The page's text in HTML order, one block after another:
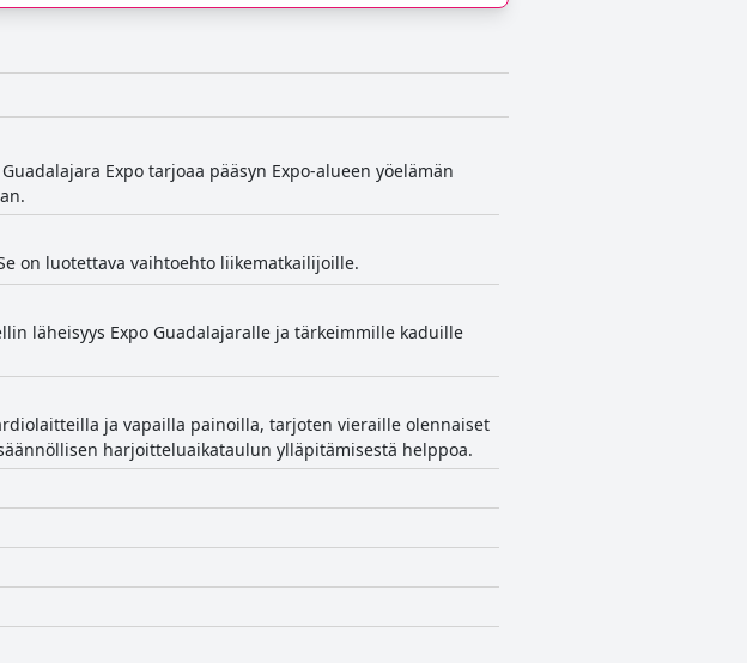
Expo tarjoaa pääsyn Expo-alueen yöelämän
on luotettava vaihtoehto liikematkailijoille.
läheisyys Expo Guadalajaralle ja tärkeimmille kaduille
ja vapailla painoilla, tarjoten vieraille olennaiset
harjoitteluaikataulun ylläpitämisestä helppoa.